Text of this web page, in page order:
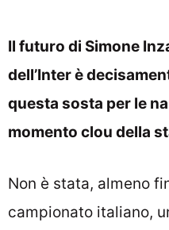
Il futuro di Simone
dell’Inter è
questa sosta per le
momento clou della
Non è stata, almeno
campionato italiano,